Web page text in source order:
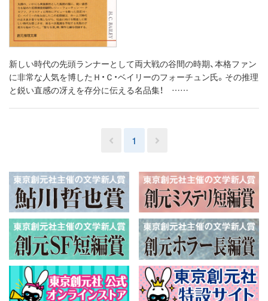
新しい時代の先頭ランナーとして両大戦の谷間の時期、本格ファン
に非常な人気を博したＨ・Ｃ・ベイリーのフォーチュン氏。その推理
と鋭い直感の冴えを存分に伝える名品集！ ……
1